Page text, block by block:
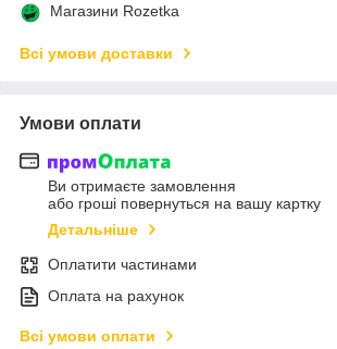
Магазини Rozetka
Всі умови доставки
Умови оплати
Ви отримаєте замовлення
або гроші повернуться на вашу картку
Детальніше
Оплатити частинами
Оплата на рахунок
Всі умови оплати